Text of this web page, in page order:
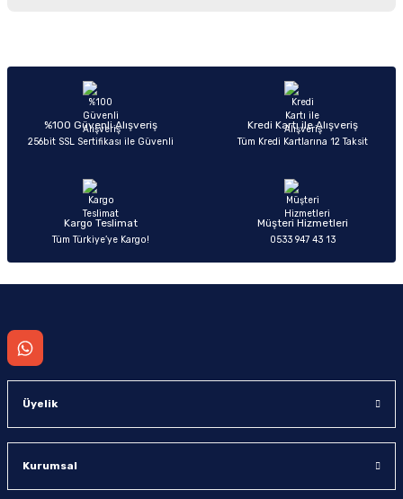
Ürün açıklamasında eksik bilgiler bulunuyor.
Ürün bilgilerinde hatalar bulunuyor.
Ürün fiyatı diğer sitelerden daha pahalı.
Sitemize ilk yorumu siz yapın!
%100 Güvenli Alışveriş
256bit SSL Sertifikası ile Güvenli
Kredi Kartı ile Alışveriş
Tüm Kredi Kartlarına 12 Taksit
Kargo Teslimat
Tüm Türkiye’ye Kargo!
Müşteri Hizmetleri
0533 947 43 13
Üyelik
Kurumsal